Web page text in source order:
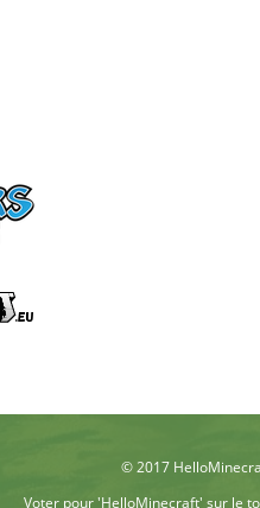
© 2017
Voter pour 'HelloMinecraft' sur le